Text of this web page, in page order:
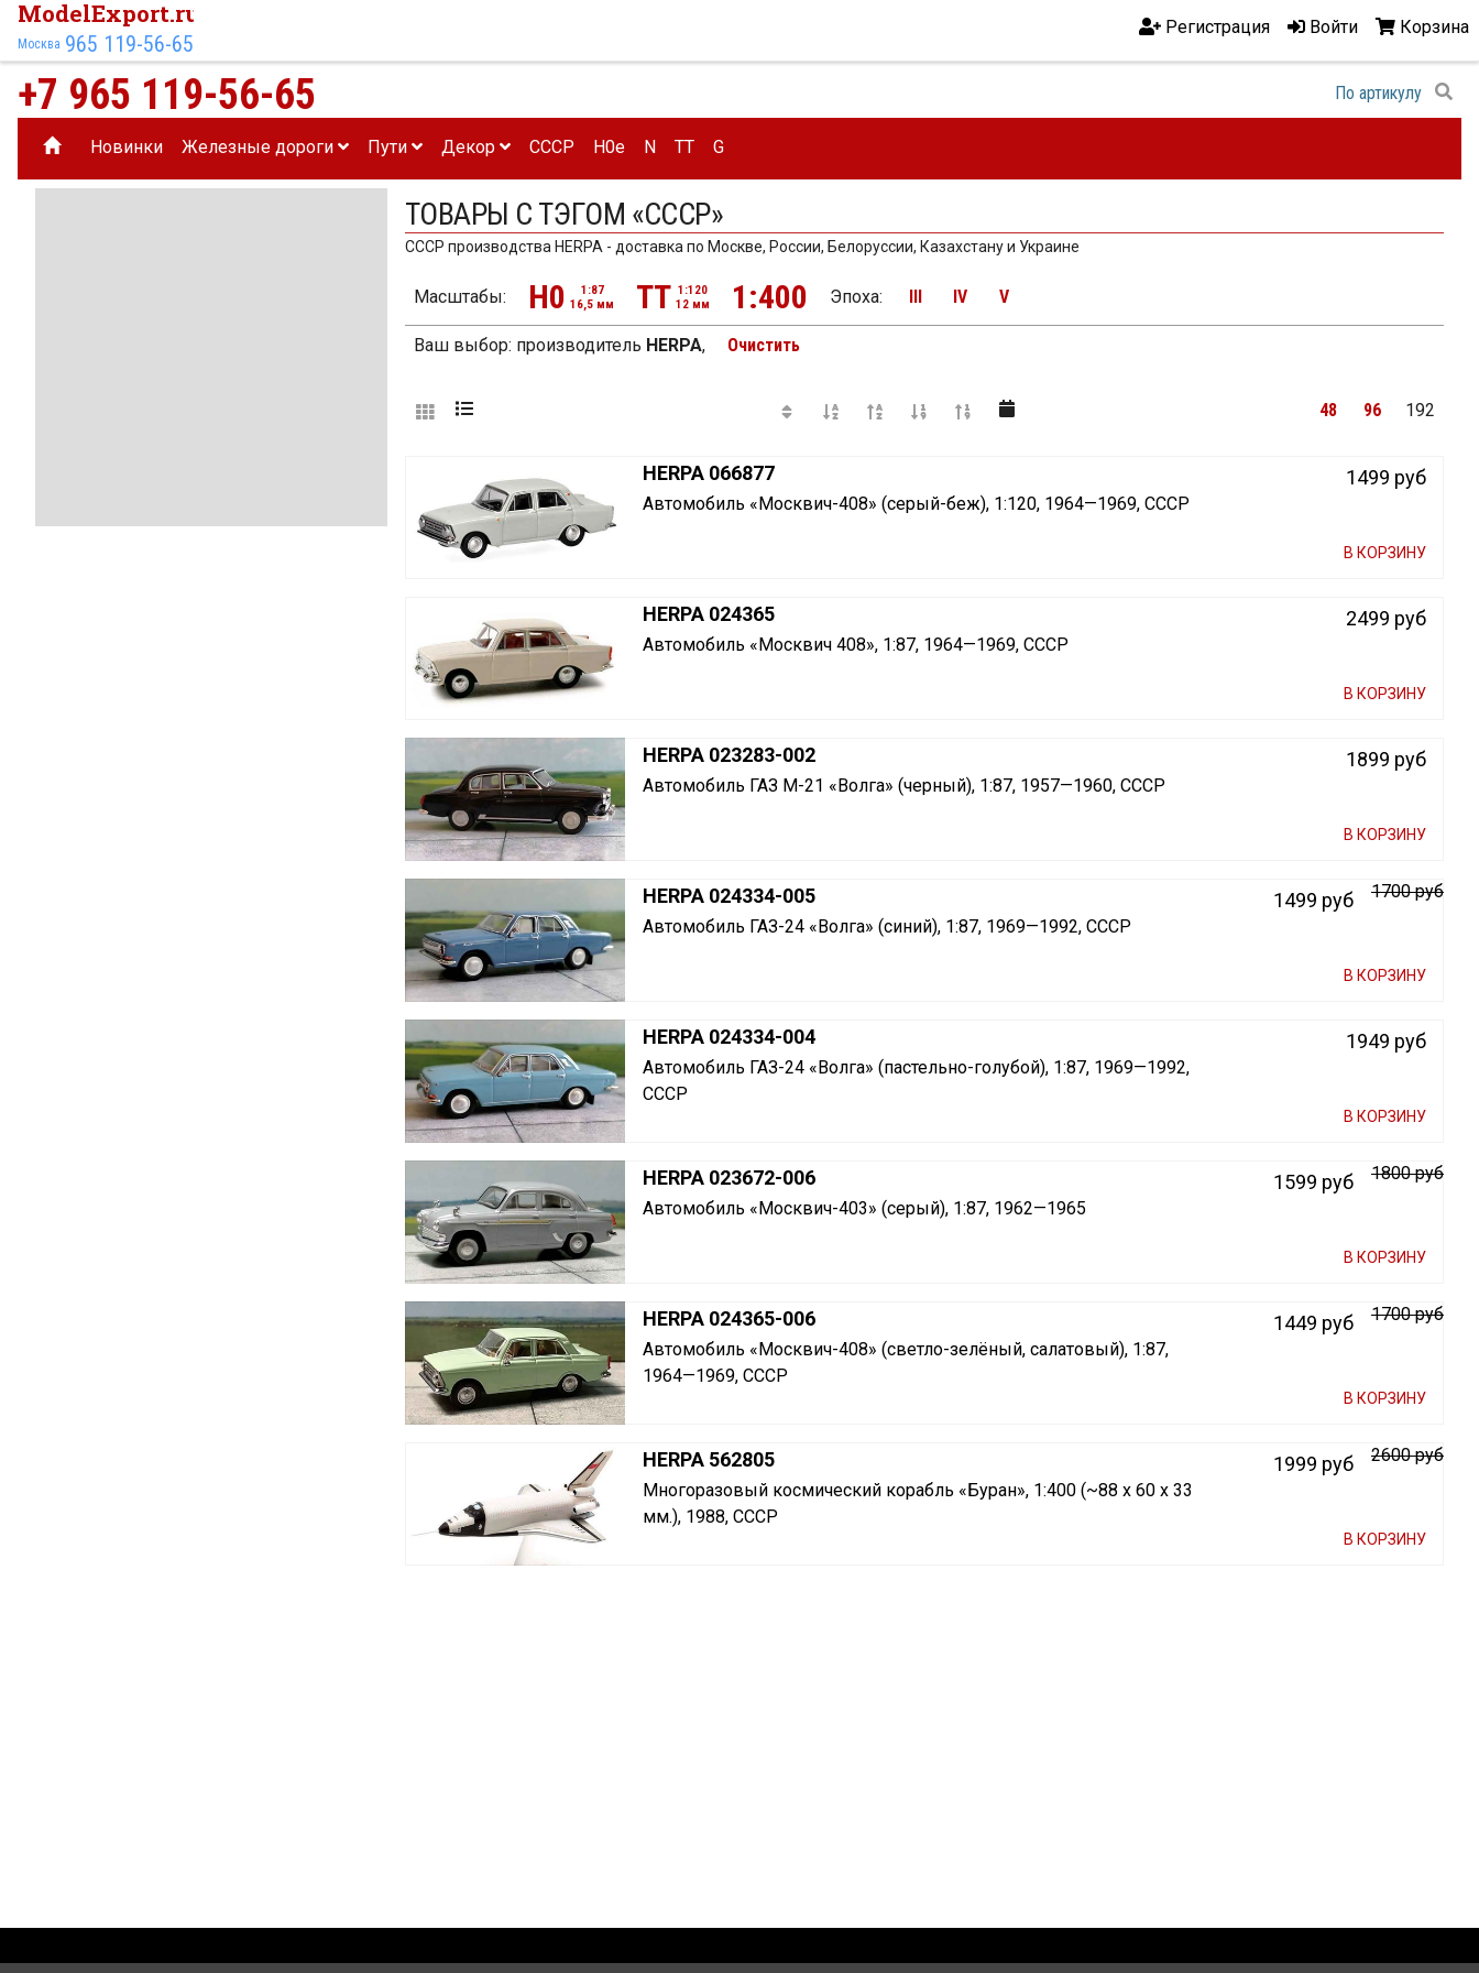
ModelExport.ru
Москва 965 119-56-65
Регистрация Войти Корзина
+7 965 119-56-65
Новинки Железные дороги Пути Декор CCCP H0e N TT G
ТОВАРЫ С ТЭГОМ «СССР»
СССР производства HERPA - доставка по Москве, России, Белоруссии, Казахстану и Украине
Масштабы: H0
1:87
16,5 мм
TT 1:120
12 мм
1:400 Эпоха: III IV V
Ваш выбор: производитель HERPA, Очистить
48 96 192
HERPA 066877
Автомобиль «Москвич-408» (серый-беж), 1:120, 1964—1969, СССР
1499 руб
В КОРЗИНУ
HERPA 024365
Автомобиль «Москвич 408», 1:87, 1964—1969, СССР
2499 руб
В КОРЗИНУ
HERPA 023283-002
Автомобиль ГАЗ М-21 «Волга» (черный), 1:87, 1957—1960, СССР
1899 руб
В КОРЗИНУ
HERPA 024334-005
Автомобиль ГАЗ-24 «Волга» (синий), 1:87, 1969—1992, СССР
1499 руб 1700 руб
В КОРЗИНУ
HERPA 024334-004
Автомобиль ГАЗ-24 «Волга» (пастельно-голубой), 1:87, 1969—1992,
СССР
1949 руб
В КОРЗИНУ
HERPA 023672-006
Автомобиль «Москвич-403» (серый), 1:87, 1962—1965
1599 руб 1800 руб
В КОРЗИНУ
HERPA 024365-006
Автомобиль «Москвич-408» (светло-зелёный, салатовый), 1:87,
1964—1969, СССР
1449 руб 1700 руб
В КОРЗИНУ
HERPA 562805
Многоразовый космический корабль «Буран», 1:400 (~88 х 60 х 33
мм.), 1988, СССР
1999 руб 2600 руб
В КОРЗИНУ